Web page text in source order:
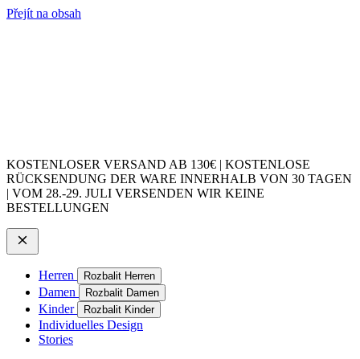
Přejít na obsah
KOSTENLOSER VERSAND AB 130€ | KOSTENLOSE
RÜCKSENDUNG DER WARE INNERHALB VON 30 TAGEN
| VOM 28.-29. JULI VERSENDEN WIR KEINE
BESTELLUNGEN
Herren Rozbalit Herren
Damen Rozbalit Damen
Kinder Rozbalit Kinder
Individuelles Design
Stories